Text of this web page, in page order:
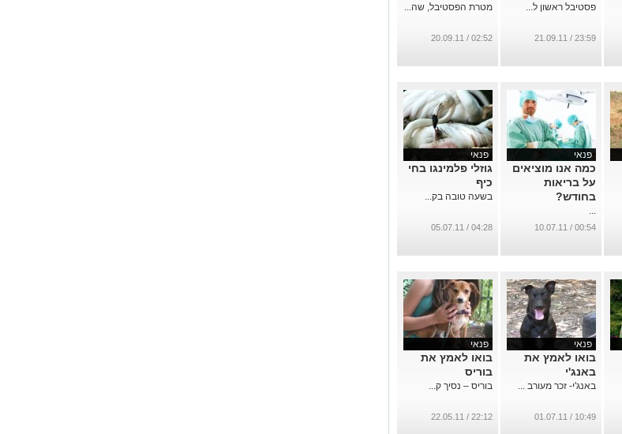
פסטיבל ראשון ל...
23:59 / 21.09.11
מטרת הפסטיבל, שה...
02:52 / 20.09.11
פנאי
כמה אנו מוציאים
על בריאות
בחודש?
...
00:54 / 10.07.11
פנאי
גוזלי פלמינגו בחי
כיף
בשעה טובה בק...
04:28 / 05.07.11
פנאי
בואו לאמץ את
באנג'י
באנג'י- זכר מעורב ...
10:49 / 01.07.11
פנאי
בואו לאמץ את
בוריס
בוריס – נסיך ק...
22:12 / 22.05.11